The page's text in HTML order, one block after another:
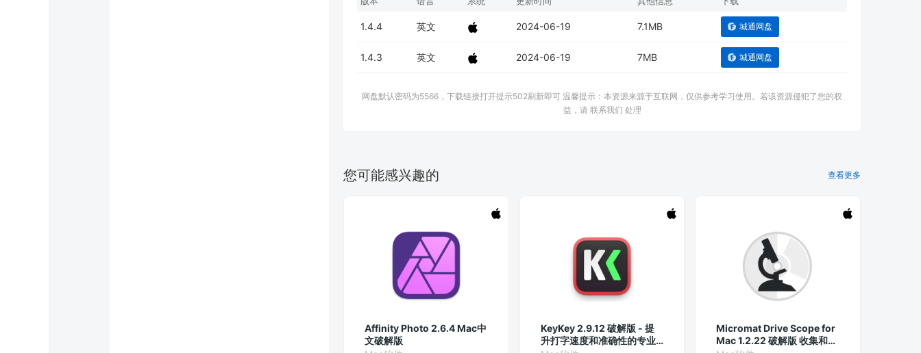
1.4.4 英文 2024-06-19 7.1MB 城通网盘
1.4.3 英文 2024-06-19 7MB 城通网盘
网盘默认密码为5566，下载链接打开提示502刷新即可 温馨提示：本资源来源于互联网，仅供参考学习使用。若该资源侵犯了您的权
益，请 联系我们 处理
您可能感兴趣的 查看更多
Affinity Photo 2.6.4 Mac中
文破解版
KeyKey 2.9.12 破解版 - 提
升打字速度和准确性的专业
Micromat Drive Scope for
Mac 1.2.22 破解版 收集和分